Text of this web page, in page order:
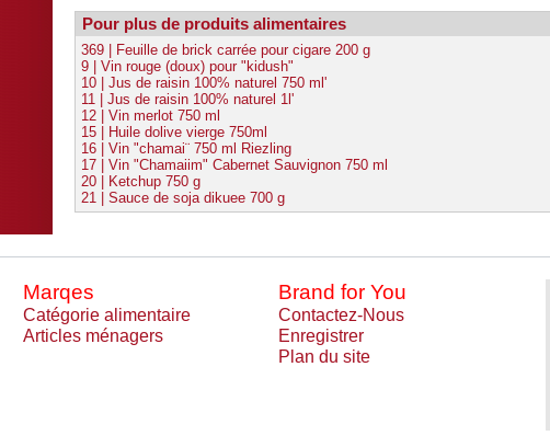
Pour plus de produits alimentaires
369 | Feuille de brick carrée pour cigare 200 g
9 | Vin rouge (doux) pour "kidush"
10 | Jus de raisin 100% naturel 750 ml'
11 | Jus de raisin 100% naturel 1l'
12 | Vin merlot 750 ml
15 | Huile dolive vierge 750ml
16 | Vin "chamai¨ 750 ml Riezling
17 | Vin "Chamaiim" Cabernet Sauvignon 750 ml
20 | Ketchup 750 g
21 | Sauce de soja dikuee 700 g
Marqes Brand for You
Catégorie alimentaire
Contactez-Nous
Articles ménagers
Enregistrer
Plan du site